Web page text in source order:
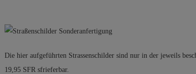
Die hier aufgeführten Strassenschilder sind nur in der jeweils
19,95 SFR sfrieferbar.